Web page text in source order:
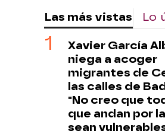
Las más vistas Lo
Xavier García
niega a acoger
migrantes de
las calles de
"No creo que
que andan por
sean